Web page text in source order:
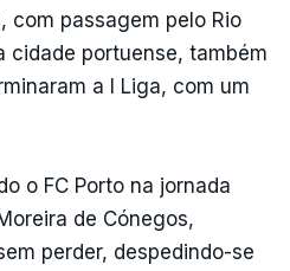
com passagem pelo Rio
cidade portuense, também
a I Liga, com um
o FC Porto na jornada
de Cónegos,
perder, despedindo-se